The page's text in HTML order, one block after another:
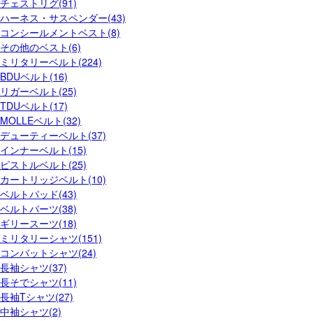
ハーネス・サスペンダー(43)
コンシールメントベスト(8)
その他のベスト(6)
ミリタリーベルト(224)
BDUベルト(16)
リガーベルト(25)
TDUベルト(17)
MOLLEベルト(32)
デューティーベルト(37)
インナーベルト(15)
ピストルベルト(25)
カートリッジベルト(10)
ベルトパッド(43)
ベルトパーツ(38)
ギリースーツ(18)
ミリタリーシャツ(151)
コンバットシャツ(24)
長袖シャツ(37)
長そでシャツ(11)
長袖Tシャツ(27)
中袖シャツ(2)